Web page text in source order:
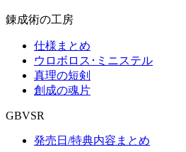
錬成術の工房
仕様まとめ
ウロボロス･ミニステル
真理の短剣
創成の魂片
GBVSR
発売日/特典内容まとめ